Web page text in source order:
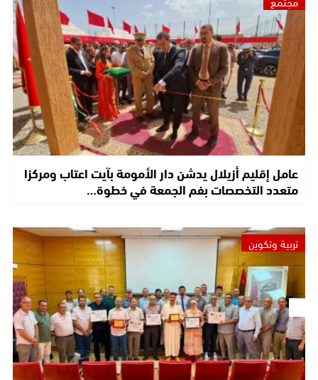
عامل إقليم أزيلال يدشن دار الأمومة بآيت اعتاب ومركزا
متعدد التخصصات بفم الجمعة في خطوة…
تربية وتكوين